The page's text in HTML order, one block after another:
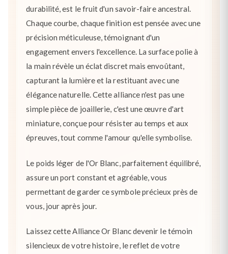
durabilité, est le fruit d'un savoir-faire ancestral.
Chaque courbe, chaque finition est pensée avec une
précision méticuleuse, témoignant d'un
engagement envers l'excellence. La surface polie à
la main révèle un éclat discret mais envoûtant,
capturant la lumière et la restituant avec une
élégance naturelle. Cette alliance n'est pas une
simple pièce de joaillerie, c'est une œuvre d'art
miniature, conçue pour résister au temps et aux
épreuves, tout comme l'amour qu'elle symbolise.
Le poids léger de l'Or Blanc, parfaitement équilibré,
assure un port constant et agréable, vous
permettant de garder ce symbole précieux près de
vous, jour après jour.
Laissez cette Alliance Or Blanc devenir le témoin
silencieux de votre histoire, le reflet de votre